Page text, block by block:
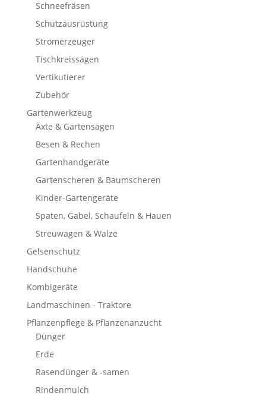
Schneefräsen
Schutzausrüstung
Stromerzeuger
Tischkreissägen
Vertikutierer
Zubehör
Gartenwerkzeug
Äxte & Gartensägen
Besen & Rechen
Gartenhandgeräte
Gartenscheren & Baumscheren
Kinder-Gartengeräte
Spaten, Gabel, Schaufeln & Hauen
Streuwagen & Walze
Gelsenschutz
Handschuhe
Kombigeräte
Landmaschinen - Traktore
Pflanzenpflege & Pflanzenanzucht
Dünger
Erde
Rasendünger & -samen
Rindenmulch